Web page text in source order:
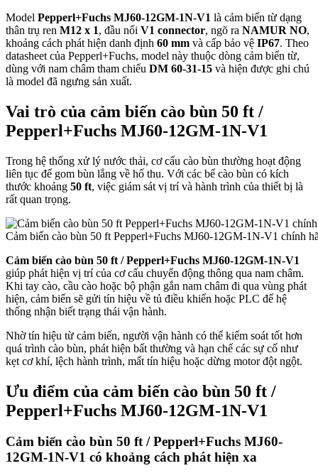
Model Pepperl+Fuchs MJ60-12GM-1N-V1 là cảm biến từ dạng
thân trụ ren M12 x 1, đầu nối V1 connector, ngõ ra NAMUR NO,
khoảng cách phát hiện danh định 60 mm và cấp bảo vệ IP67. Theo
datasheet của Pepperl+Fuchs, model này thuộc dòng cảm biến từ,
dùng với nam châm tham chiếu DM 60-31-15 và hiện được ghi chú
là model đã ngưng sản xuất.
Vai trò của cảm biến cào bùn 50 ft /
Pepperl+Fuchs MJ60-12GM-1N-V1
Trong hệ thống xử lý nước thải, cơ cấu cào bùn thường hoạt động
liên tục để gom bùn lắng về hố thu. Với các bể cào bùn có kích
thước khoảng 50 ft, việc giám sát vị trí và hành trình của thiết bị là
rất quan trọng.
Cảm biến cào bùn 50 ft Pepperl+Fuchs MJ60-12GM-1N-V1 chính
Cảm biến cào bùn 50 ft / Pepperl+Fuchs MJ60-12GM-1N-V1
giúp phát hiện vị trí của cơ cấu chuyển động thông qua nam châm.
Khi tay cào, cầu cào hoặc bộ phận gắn nam châm đi qua vùng phát
hiện, cảm biến sẽ gửi tín hiệu về tủ điều khiển hoặc PLC để hệ
thống nhận biết trạng thái vận hành.
Nhờ tín hiệu từ cảm biến, người vận hành có thể kiểm soát tốt hơn
quá trình cào bùn, phát hiện bất thường và hạn chế các sự cố như
kẹt cơ khí, lệch hành trình, mất tín hiệu hoặc dừng motor đột ngột.
Ưu điểm của cảm biến cào bùn 50 ft /
Pepperl+Fuchs MJ60-12GM-1N-V1
Cảm biến cào bùn 50 ft / Pepperl+Fuchs MJ60-
12GM-1N-V1 có khoảng cách phát hiện xa